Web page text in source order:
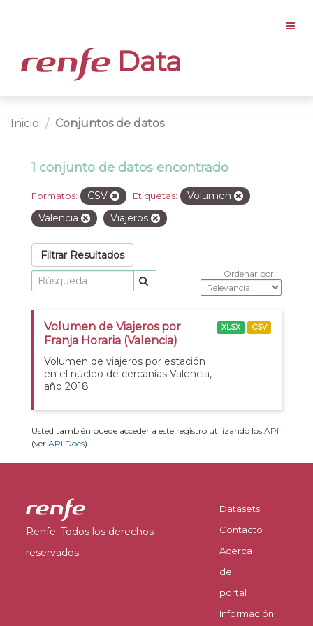
Data
Inicio Conjuntos de datos
1 conjunto de datos encontrado
Formatos: CSV Etiquetas:
Volumen
Valencia
Viajeros
Filtrar Resultados
Ordenar por
Volumen de Viajeros por
Franja Horaria (Valencia)
Volumen de viajeros por estación
en el núcleo de cercanías Valencia,
año 2018
XLSX CSV
Usted también puede acceder a este registro utilizando los API
(ver API Docs).
Renfe. Todos los derechos
reservados.
Datasets
Contacto
Acerca
del
portal
Información